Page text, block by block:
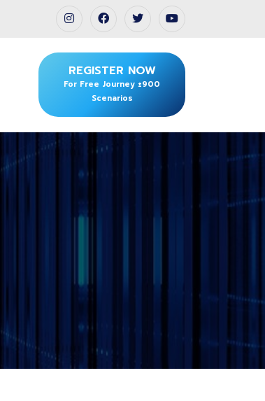
REGISTER NOW
For Free Journey ±900
Scenarios